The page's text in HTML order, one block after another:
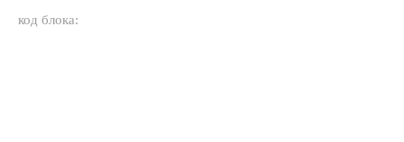
код блока: